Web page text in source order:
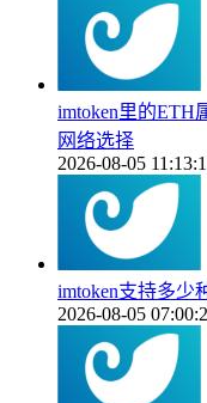
imtoken里的ETH
网络选择
2026-08-05
imtoken支持多少
2026-08-05